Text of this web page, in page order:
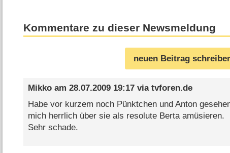
Kommentare zu dieser Newsmeldung
neuen Beitrag
Mikkoam 28.07.2009 19:17via tvforen.de
Habe vor kurzem noch Pünktchen und Anton
mich herrlich über sie als resolute Berta amüsieren.
Sehr schade.